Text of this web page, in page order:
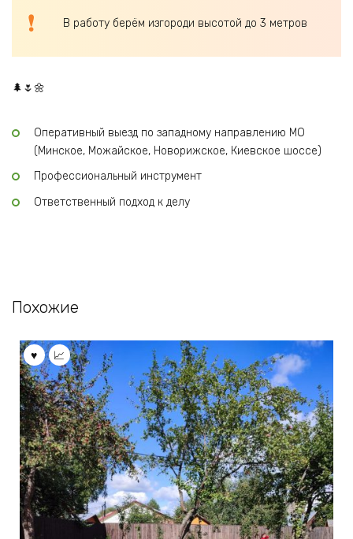
В работу берём изгороди высотой до 3 метров
🌲🌷🌼
Оперативный выезд по западному направлению МО
(Минское, Можайское, Новорижское, Киевское шоссе)
Профессиональный инструмент
Ответственный подход к делу
Похожие